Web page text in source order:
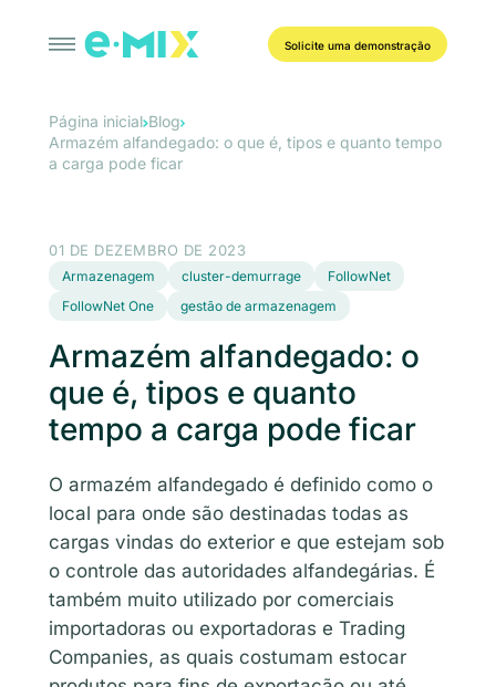
Solicite uma demonstração
Página inicial Blog
Armazém alfandegado: o que é, tipos e quanto tempo
a carga pode ficar
01 DE DEZEMBRO DE 2023
Armazenagem cluster-demurrage
FollowNet
FollowNet One
gestão de armazenagem
Armazém alfandegado: o
que é, tipos e quanto
tempo a carga pode ficar
O armazém alfandegado é definido como o
local para onde são destinadas todas as
cargas vindas do exterior e que estejam sob
o controle das autoridades alfandegárias. É
também muito utilizado por comerciais
importadoras ou exportadoras e Trading
Companies, as quais costumam estocar